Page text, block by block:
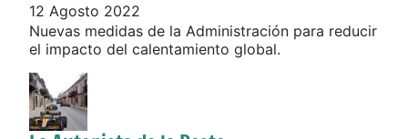
12 Agosto 2022
Nuevas medidas de la Administración para reducir
el impacto del calentamiento global.